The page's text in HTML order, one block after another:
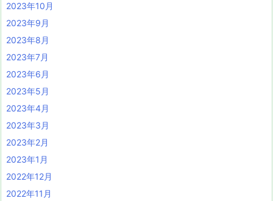
2023年10月
2023年9月
2023年8月
2023年7月
2023年6月
2023年5月
2023年4月
2023年3月
2023年2月
2023年1月
2022年12月
2022年11月